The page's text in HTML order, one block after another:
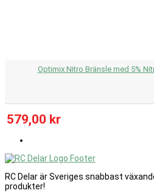
Optimix Nitro Bränsle med 5%
579,00 kr
RC Delar är Sveriges snabbast
produkter!